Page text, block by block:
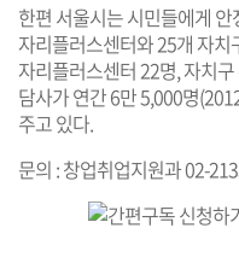
한편 서울시는 시민들에게
자리플러스센터와 25개 자
자리플러스센터 22명, 자치
담사가 연간 6만 5,000명
주고 있다.
문의 : 창업취업지원과 02-